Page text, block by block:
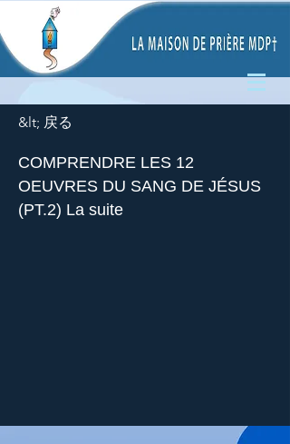
&lt; 戻る
COMPRENDRE LES 12
OEUVRES DU SANG DE JÉSUS
(PT.2) La suite